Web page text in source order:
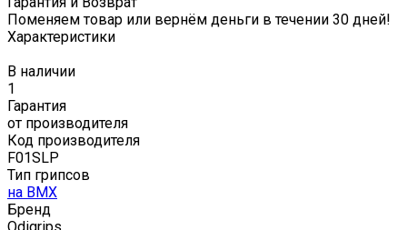
Поменяем товар или вернём деньги в течении 30 дней!
Характеристики
В наличии
1
Гарантия
от производителя
Код производителя
F01SLP
Тип грипсов
на BMX
Бренд